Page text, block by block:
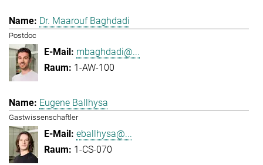
Dr. Maarouf Baghdadi
Postdoc
mbaghdadi@...
1-AW-100
Eugene Ballhysa
Gastwissenschaftler
eballhysa@...
1-CS-070